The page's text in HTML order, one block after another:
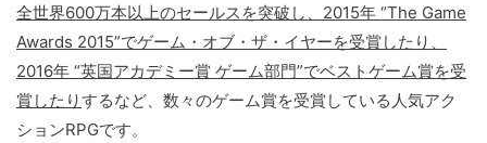
全世界600万本以上のセールスを突破し、2015年 “The Game
Awards 2015”でゲーム・オブ・ザ・イヤーを受賞したり、
2016年 “英国アカデミー賞 ゲーム部門”でベストゲーム賞を受
賞したりするなど、数々のゲーム賞を受賞している人気アク
ションRPGです。